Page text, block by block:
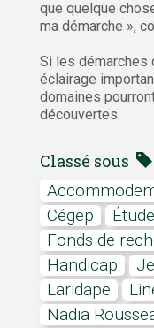
que quelque
ma démarche »,
Si les démarches
éclairage
domaines
découvertes.
Classé sous
cégep
Fonds de
Handicap
Laridape
Nadia